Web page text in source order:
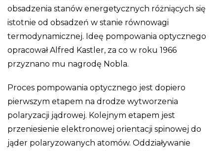
obsadzenia stanów energetycznych różniących się
istotnie od obsadzeń w stanie równowagi
termodynamicznej. Ideę pompowania optycznego
opracował Alfred Kastler, za co w roku 1966
przyznano mu nagrodę Nobla.
Proces pompowania optycznego jest dopiero
pierwszym etapem na drodze wytworzenia
polaryzacji jądrowej. Kolejnym etapem jest
przeniesienie elektronowej orientacji spinowej do
jąder polaryzowanych atomów. Oddziaływanie